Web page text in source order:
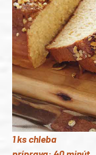
1 ks chleba